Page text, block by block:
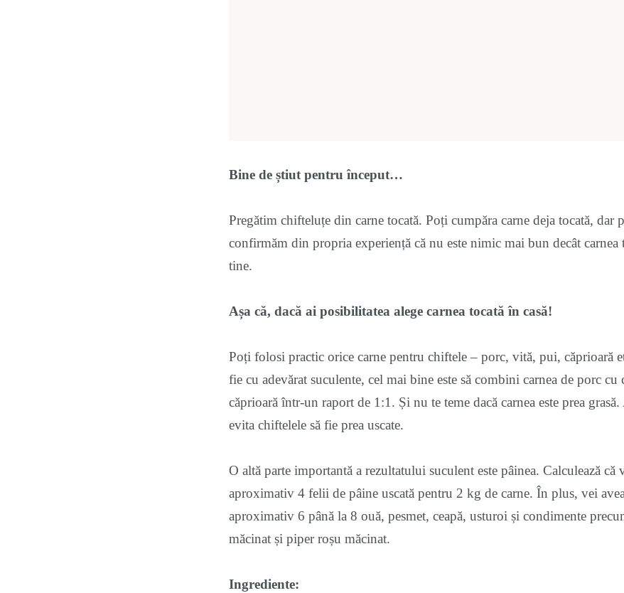
Bine de știut pentru început…
Pregătim chifteluțe din carne tocată. Poți cumpăra carne deja tocată, dar
confirmăm din propria experiență că nu este nimic mai bun decât carnea
tine.
Așa că, dacă ai posibilitatea alege carnea tocată în casă!
Poți folosi practic orice carne pentru chiftele – porc, vită, pui, căprioară
fie cu adevărat suculente, cel mai bine este să combini carnea de porc cu
căprioară într-un raport de 1:1. Și nu te teme dacă carnea este prea
evita chiftelele să fie prea uscate.
O altă parte importantă a rezultatului suculent este pâinea. Calculează că
aproximativ 4 felii de pâine uscată pentru 2 kg de carne. În plus, vei
aproximativ 6 până la 8 ouă, pesmet, ceapă, usturoi și condimente
măcinat și piper roșu măcinat.
Ingrediente: